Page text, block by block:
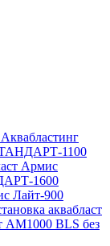
Аквабластинг
1100
Армис
1600
Лайт-900
аквабласт
AM1000 BLS без